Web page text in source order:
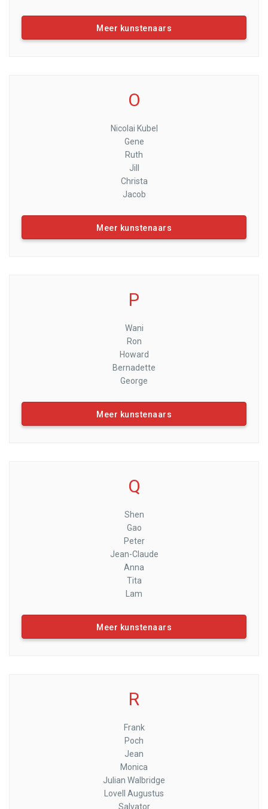
Meer kunstenaars
O
Nicolai Kubel
Gene
Ruth
Jill
Christa
Jacob
Meer kunstenaars
P
Wani
Ron
Howard
Bernadette
George
Meer kunstenaars
Q
Shen
Gao
Peter
Jean-Claude
Anna
Tita
Lam
Meer kunstenaars
R
Frank
Poch
Jean
Monica
Julian Walbridge
Lovell Augustus
Salvator